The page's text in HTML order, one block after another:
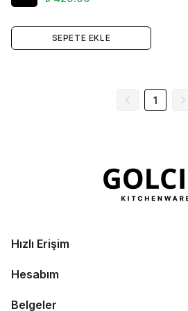
SEPETE EKLE
1
Hızlı Erişim
Hesabım
Belgeler